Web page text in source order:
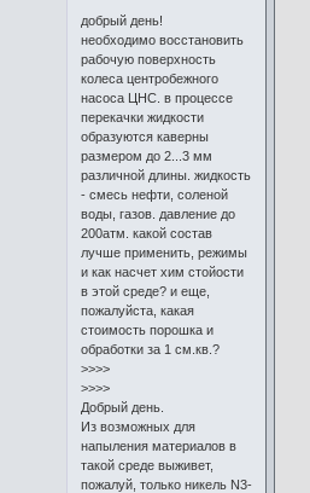
добрый день!
необходимо восстановить
рабочую поверхность
колеса центробежного
насоса ЦНС. в процессе
перекачки жидкости
образуются каверны
размером до 2...3 мм
различной длины. жидкость
- смесь нефти, соленой
воды, газов. давление до
200атм. какой состав
лучше применить, режимы
и как насчет хим стойости
в этой среде? и еще,
пожалуйста, какая
стоимость порошка и
обработки за 1 см.кв.?
>>>>
>>>>
Добрый день.
Из возможных для
напыления материалов в
такой среде выживет,
пожалуй, только никель N3-